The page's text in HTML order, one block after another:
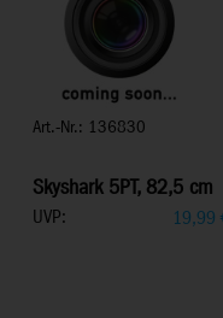
Art.-Nr.: 136830
Skyshark 5PT, 82,5 cm
UVP: 19,99